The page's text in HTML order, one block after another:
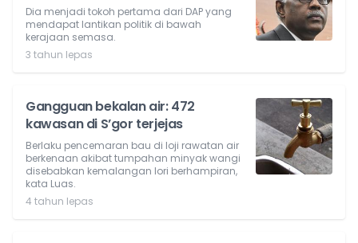
Dia menjadi tokoh pertama dari DAP yang
mendapat lantikan politik di bawah
kerajaan semasa.
3 tahun lepas
Gangguan bekalan air: 472
kawasan di S’gor terjejas
Berlaku pencemaran bau di loji rawatan air
berkenaan akibat tumpahan minyak wangi
disebabkan kemalangan lori berhampiran,
kata Luas.
4 tahun lepas